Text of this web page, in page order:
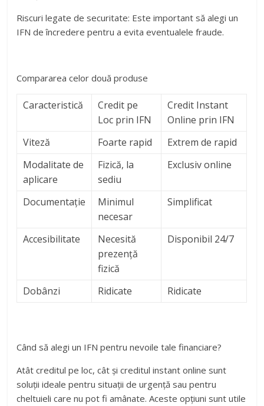
Riscuri legate de securitate: Este important să alegi un
IFN de încredere pentru a evita eventualele fraude.
Compararea celor două produse
Caracteristică
Credit pe
Loc prin IFN
Credit Instant
Online prin IFN
Viteză
Foarte rapid
Extrem de rapid
Modalitate de
aplicare
Fizică, la
sediu
Exclusiv online
Documentație
Minimul
necesar
Simplificat
Accesibilitate
Necesită
prezență
fizică
Disponibil 24/7
Dobânzi Ridicate Ridicate
Când să alegi un IFN pentru nevoile tale financiare?
Atât creditul pe loc, cât și creditul instant online sunt
soluții ideale pentru situații de urgență sau pentru
cheltuieli care nu pot fi amânate. Aceste opțiuni sunt utile